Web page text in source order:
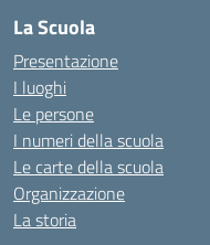
La Scuola
Presentazione
I luoghi
Le persone
I numeri della scuola
Le carte della scuola
Organizzazione
La storia